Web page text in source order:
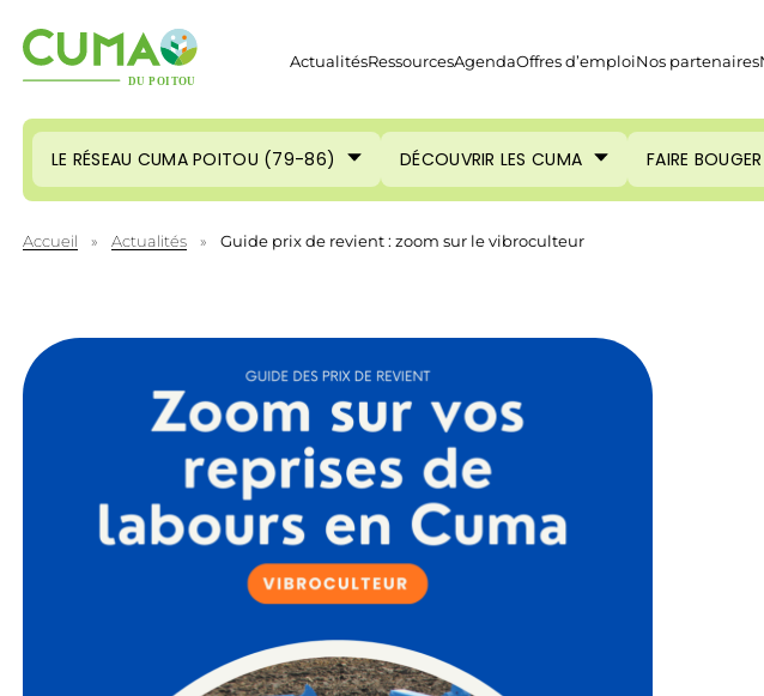
ActualitésRessourcesAgendaOffres d’emploiNos partenaires
LE RÉSEAU CUMA POITOU (79-86) DÉCOUVRIR LES CUMA FAIRE
Accueil » Actualités » Guide prix de revient : zoom sur le vibroculteur